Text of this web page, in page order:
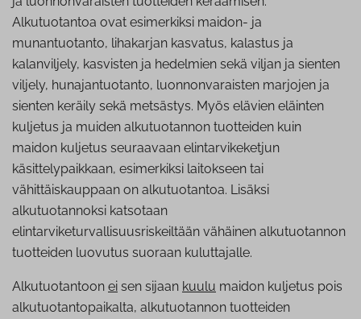
Alkutuotantoa ovat esimerkiksi maidon- ja
munantuotanto, lihakarjan kasvatus, kalastus ja
kalanviljely, kasvisten ja hedelmien sekä viljan ja sienten
viljely, hunajantuotanto, luonnonvaraisten marjojen ja
sienten keräily sekä metsästys. Myös elävien eläinten
kuljetus ja muiden alkutuotannon tuotteiden kuin
maidon kuljetus seuraavaan elintarvikeketjun
käsittelypaikkaan, esimerkiksi laitokseen tai
vähittäiskauppaan on alkutuotantoa. Lisäksi
alkutuotannoksi katsotaan
elintarviketurvallisuusriskeiltään vähäinen alkutuotannon
tuotteiden luovutus suoraan kuluttajalle.
Alkutuotantoon ei sen sijaan kuulu maidon kuljetus pois
alkutuotantopaikalta, alkutuotannon tuotteiden